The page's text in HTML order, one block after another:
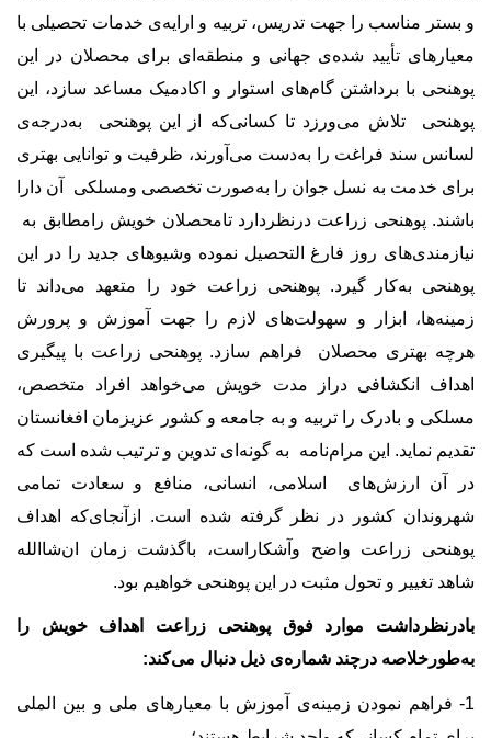
و بستر مناسب را جهت تدریس، تربیه و ارایهی خدمات تحصیلی با
معیارهای تأیید شدهی جهانی و منطقه ای برای محصلان در این
پوهنحی با برداشتن گامهای استوار و اکادمیک مساعد سازد، این
پوهنحی تلاش میورزد تا کسانیکه از این پوهنحی بهدرجهی
لسانس سند فراغت را بهدست می آورند، ظرفیت و توانایی بهتری
برای خدمت به نسل جوان را بهصورت تخصصی ومسلکی آن دارا
باشند. پوهنحی زراعت درنظردارد تامحصلان خویش رامطابق به
نیازمندیهای روز فارغ التحصیل نموده وشیوهای جدید را در این
پوهنحی بهکار گیرد. پوهنحی زراعت خود را متعهد میداند تا
زمینهها، ابزار و سهولتهای لازم را جهت آموزش و پرورش
هرچه بهتری محصلان فراهم سازد. پوهنحی زراعت با پیگیری
اهداف انکشافی دراز مدت خویش میخواهد افراد متخصص،
مسلکی و بادرک را تربیه و به جامعه و کشور عزیزمان افغانستان
تقدیم نماید. این مرامنامه به گونه ای تدوین و ترتیب شده است که
در آن ارزشهای اسلامی، انسانی، منافع و سعادت تمامی
شهروندان کشور در نظر گرفته شده است. ازآنجایکه اهداف
پوهنحی زراعت واضح وآشکاراست، باگذشت زمان انشاالله
شاهد تغییر و تحول مثبت در این پوهنحی خواهیم بود.
بادرنظرداشت موارد فوق پوهنحی زراعت اهداف خویش را
بهطورخلاصه درچند شماره‏‌ی ذیل دنبال میکند:
1- فراهم نمودن زمینه
ی آموزش با معیارهای ملی و بین الملی